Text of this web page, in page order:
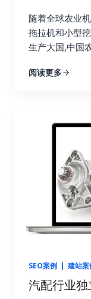
随着全球农业
拖拉机和小型
生产大国,中国
化销售,成为制
为农机企业系
销推广解决方
阅读更多
SEO案例 | 建站案
汽配行业